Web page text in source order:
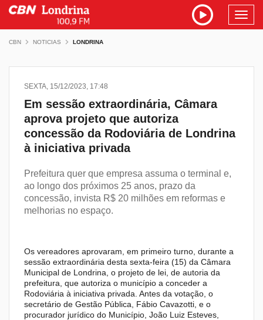
CBN NOTICIAS LONDRINA
SEXTA, 15/12/2023, 17:48
Em sessão extraordinária, Câmara
aprova projeto que autoriza
concessão da Rodoviária de Londrina
à iniciativa privada
Prefeitura quer que empresa assuma o terminal e,
ao longo dos próximos 25 anos, prazo da
concessão, invista R$ 20 milhões em reformas e
melhorias no espaço.
Os vereadores aprovaram, em primeiro turno, durante a
sessão extraordinária desta sexta-feira (15) da Câmara
Municipal de Londrina, o projeto de lei, de autoria da
prefeitura, que autoriza o município a conceder a
Rodoviária à iniciativa privada. Antes da votação, o
secretário de Gestão Pública, Fábio Cavazotti, e o
procurador jurídico do Município, João Luiz Esteves,